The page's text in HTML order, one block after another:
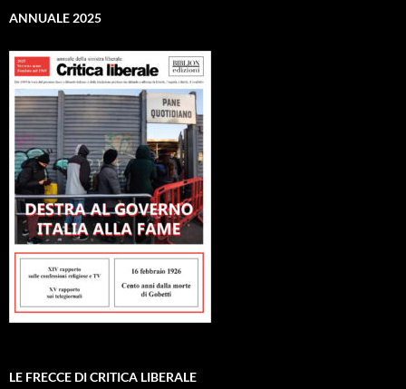
ANNUALE 2025
LE FRECCE DI CRITICA LIBERALE